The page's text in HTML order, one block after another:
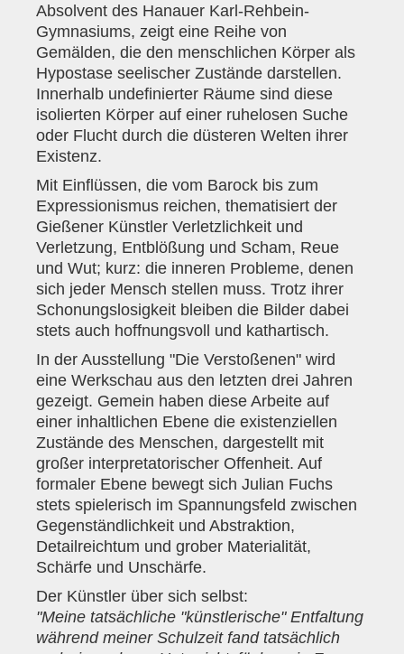
Absolvent des Hanauer Karl-Rehbein-
Gymnasiums, zeigt eine Reihe von
Gemälden, die den menschlichen Körper als
Hypostase seelischer Zustände darstellen.
Innerhalb undefinierter Räume sind diese
isolierten Körper auf einer ruhelosen Suche
oder Flucht durch die düsteren Welten ihrer
Existenz.
Mit Einflüssen, die vom Barock bis zum
Expressionismus reichen, thematisiert der
Gießener Künstler Verletzlichkeit und
Verletzung, Entblößung und Scham, Reue
und Wut; kurz: die inneren Probleme, denen
sich jeder Mensch stellen muss. Trotz ihrer
Schonungslosigkeit bleiben die Bilder dabei
stets auch hoffnungsvoll und kathartisch.
In der Ausstellung "Die Verstoßenen" wird
eine Werkschau aus den letzten drei Jahren
gezeigt. Gemein haben diese Arbeite auf
einer inhaltlichen Ebene die existenziellen
Zustände des Menschen, dargestellt mit
großer interpretatorischer Offenheit. Auf
formaler Ebene bewegt sich Julian Fuchs
stets spielerisch im Spannungsfeld zwischen
Gegenständlichkeit und Abstraktion,
Detailreichtum und grober Materialität,
Schärfe und Unschärfe.
Der Künstler über sich selbst:
"Meine tatsächliche "künstlerische" Entfaltung
während meiner Schulzeit fand tatsächlich